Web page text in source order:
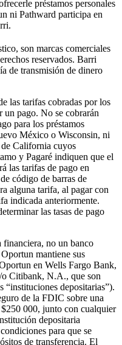
préstamos personales
ni Pathward participa en
son marcas comerciales
reservados. Barri
de transmisión de dinero
las tarifas cobradas por los
un pago. No se cobrarán
para los préstamos
México o Wisconsin, ni
de California cuyos
y Pagaré indiquen que el
las tarifas de pago en
código de barras de
alguna tarifa, al pagar con
indicada anteriormente.
las tasas de pago
financiera, no un banco
mantiene sus
en Wells Fargo Bank,
Citibank, N.A., que son
depositarias”).
de la FDIC sobre una
$250 000, junto con cualquier
depositaria
para que se
de transferencia. El